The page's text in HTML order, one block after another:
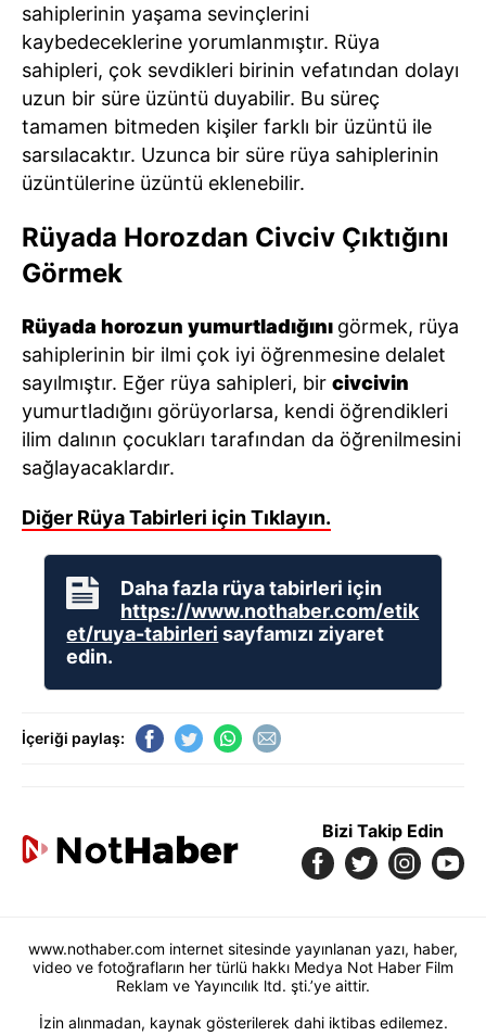
sahiplerinin yaşama sevinçlerini
kaybedeceklerine yorumlanmıştır. Rüya
sahipleri, çok sevdikleri birinin vefatından dolayı
uzun bir süre üzüntü duyabilir. Bu süreç
tamamen bitmeden kişiler farklı bir üzüntü ile
sarsılacaktır. Uzunca bir süre rüya sahiplerinin
üzüntülerine üzüntü eklenebilir.
Rüyada Horozdan Civciv Çıktığını
Görmek
Rüyada horozun yumurtladığını görmek, rüya
sahiplerinin bir ilmi çok iyi öğrenmesine delalet
sayılmıştır. Eğer rüya sahipleri, bir civcivin
yumurtladığını görüyorlarsa, kendi öğrendikleri
ilim dalının çocukları tarafından da öğrenilmesini
sağlayacaklardır.
Diğer Rüya Tabirleri için Tıklayın.
Daha fazla rüya tabirleri için
https://www.nothaber.com/etik
et/ruya-tabirleri sayfamızı ziyaret
edin.
İçeriği paylaş:
Bizi Takip Edin
www.nothaber.com internet sitesinde yayınlanan yazı, haber,
video ve fotoğrafların her türlü hakkı Medya Not Haber Film
Reklam ve Yayıncılık ltd. şti.’ye aittir.
İzin alınmadan, kaynak gösterilerek dahi iktibas edilemez.